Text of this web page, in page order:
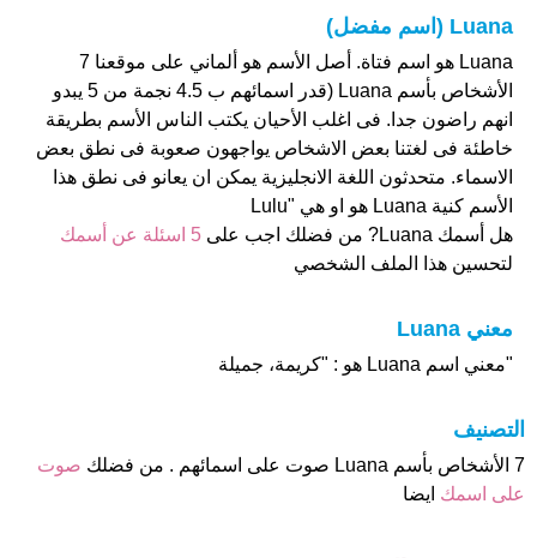
Luana (اسم مفضل)
Luana هو اسم فتاة. أصل الأسم هو ألماني على موقعنا 7
الأشخاص بأسم Luana (قدر اسمائهم ب 4.5 نجمة من 5 يبدو
انهم راضون جدا. فى اغلب الأحيان يكتب الناس الأسم بطريقة
خاطئة فى لغتنا بعض الاشخاص يواجهون صعوبة فى نطق بعض
الاسماء. متحدثون اللغة الانجليزية يمكن ان يعانو فى نطق هذا
الأسم كنية Luana هو او هي "Lulu
هل أسمك Luana? من فضلك اجب على
5 اسئلة عن أسمك
لتحسين هذا الملف الشخصي
معني Luana
"معني اسم Luana هو : "كريمة، جميلة
التصنيف
7 الأشخاص بأسم Luana صوت على اسمائهم . من فضلك
صوت
على اسمك ايضا